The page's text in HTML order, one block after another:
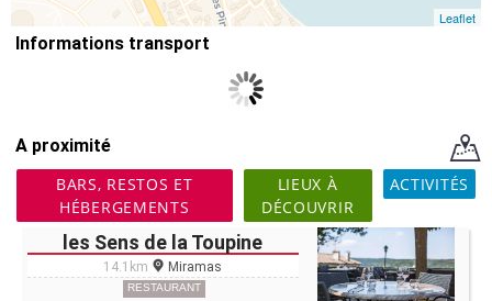
Leaflet
Informations transport
A proximité
BARS, RESTOS ET
HÉBERGEMENTS
LIEUX À
DÉCOUVRIR
ACTIVITÉS
les Sens de la Toupine
14.1km Miramas
RESTAURANT